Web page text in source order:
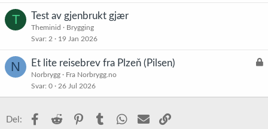
T Test av gjenbrukt gjær
Theminid
Brygging
Svar 2 19 Jan 2026
N
L
t
Et lite reisebrev fra Plzeň (Pilsen)
Norbrygg
Fra Norbrygg.no
Svar 0 26 Jul 2026
Del: Facebook
Reddit PinterestTumblr WhatsApp
E-post